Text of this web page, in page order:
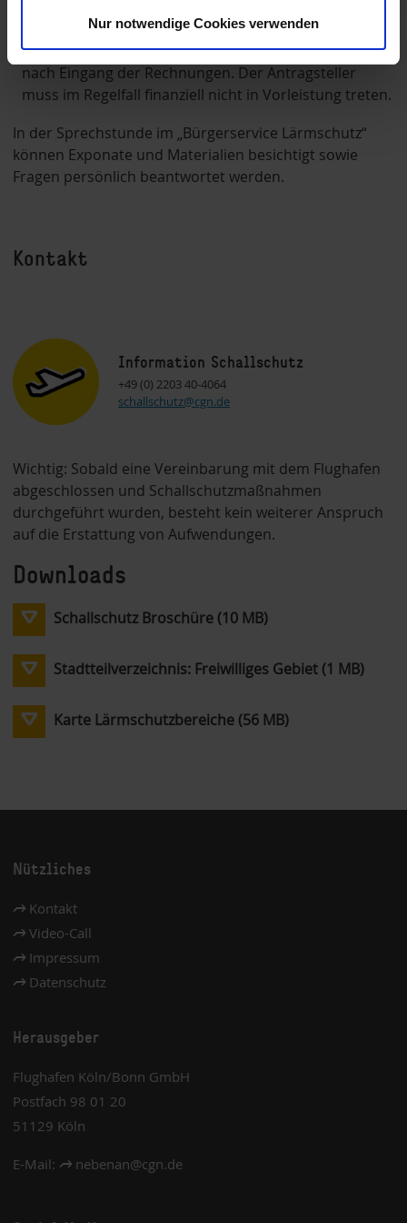
Nur notwendige Cookies verwenden
Ansprüche gegen das bauausführende Unternehmen.
Erstattung der notwendigen Aufwendungen zeitnah
nach Eingang der Rechnungen. Der Antragsteller
muss im Regelfall finanziell nicht in Vorleistung treten.
In der Sprechstunde im „Bürgerservice Lärmschutz“
können Exponate und Materialien besichtigt sowie
Fragen persönlich beantwortet werden.
Kontakt
Information Schallschutz
+49 (0) 2203 40-4064
schallschutz@cgn.de
Wichtig: Sobald eine Vereinbarung mit dem Flughafen
abgeschlossen und Schallschutzmaßnahmen
durchgeführt wurden, besteht kein weiterer Anspruch
auf die Erstattung von Aufwendungen.
Downloads
Schallschutz Broschüre (10 MB)
Stadtteilverzeichnis: Freiwilliges Gebiet (1 MB)
Karte Lärmschutzbereiche (56 MB)
Nützliches
Kontakt
Video-Call
Impressum
Datenschutz
Herausgeber
Flughafen Köln/Bonn GmbH
Postfach 98 01 20
51129 Köln
E-Mail: nebenan@cgn.de